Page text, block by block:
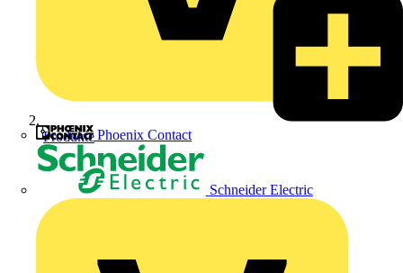
Phoenix Contact
Schneider Electric
Produkte